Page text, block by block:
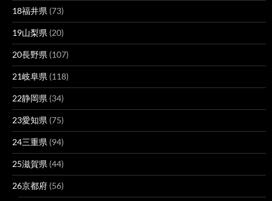
18福井県 (73)
19山梨県 (20)
20長野県 (107)
21岐阜県 (118)
22静岡県 (34)
23愛知県 (75)
24三重県 (94)
25滋賀県 (44)
26京都府 (56)